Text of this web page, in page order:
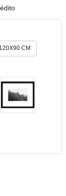
120X90 CM